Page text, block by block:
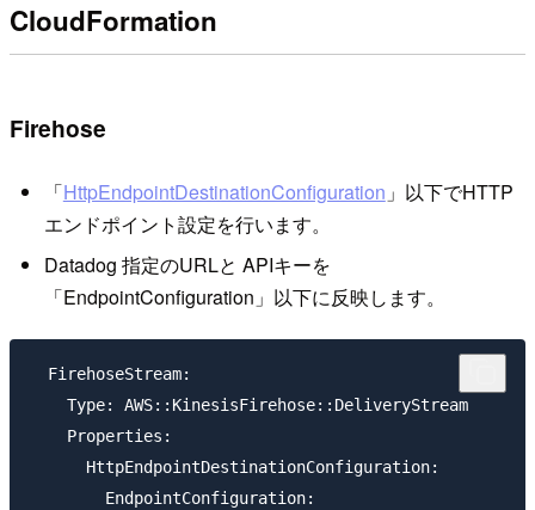
CloudFormation
Firehose
「HttpEndpointDestinationConfiguration 」以下でHTTP
エンドポイント設定を行います。
Datadog 指定のURLと APIキーを
「EndpointConfiguration」以下に反映します。
  FirehoseStream:
    Type: AWS::KinesisFirehose::DeliveryStream
    Properties:
      HttpEndpointDestinationConfiguration:
        EndpointConfiguration: